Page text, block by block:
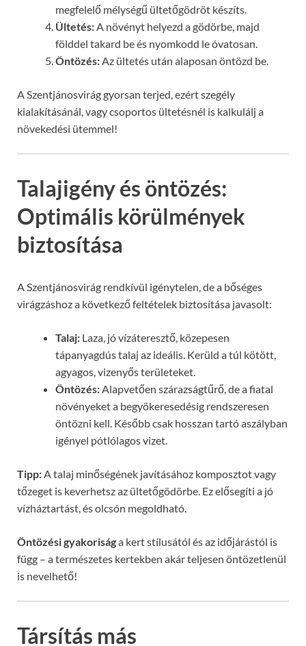
megfelelő mélységű ültetőgödröt készíts.
Ültetés:A növényt helyezd a gödörbe, majd
földdel takard be és nyomkodd le óvatosan.
Öntözés:Az ültetés után alaposan öntözd be.
A Szentjánosvirág gyorsan terjed, ezért szegély
kialakításánál, vagy csoportos ültetésnél is kalkulálj a
növekedési ütemmel!
Talajigény és öntözés:
Optimális körülmények
biztosítása
A Szentjánosvirág rendkívül igénytelen, de a bőséges
virágzáshoz a következő feltételek biztosítása javasolt:
Talaj: Laza, jó vízáteresztő, közepesen
tápanyagdús talaj az ideális. Kerüld a túl kötött,
agyagos, vizenyős területeket.
Öntözés: Alapvetően szárazságtűrő, de a fiatal
növényeket a begyökeresedésig rendszeresen
öntözni kell. Később csak hosszan tartó aszályban
igényel pótlólagos vizet.
Tipp: A talaj minőségének javításához komposztot vagy
tőzeget is keverhetsz az ültetőgödörbe. Ez elősegíti a jó
vízháztartást, és olcsón megoldható.
Öntözési gyakorisága kert stílusától és az időjárástól is
függ – a természetes kertekben akár teljesen öntözetlenül
is nevelhető!
Társítás más